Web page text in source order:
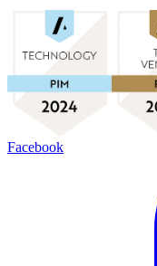
Facebook